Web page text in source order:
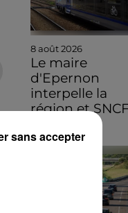
8 août 2026
Le maire
d'Epernon
interpelle la
région et
sans accepter